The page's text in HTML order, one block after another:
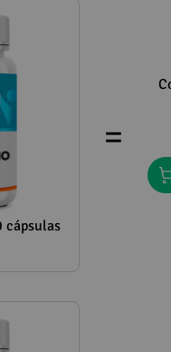
cápsulas
=